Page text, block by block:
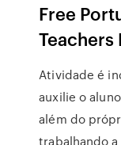
Free
Teachers
Atividade é
auxilie o
além do
trabalhando